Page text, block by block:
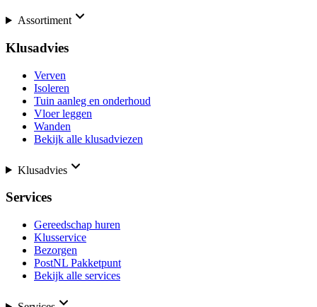
Assortiment
Klusadvies
Verven
Isoleren
Tuin aanleg en onderhoud
Vloer leggen
Wanden
Bekijk alle klusadviezen
Klusadvies
Services
Gereedschap huren
Klusservice
Bezorgen
PostNL Pakketpunt
Bekijk alle services